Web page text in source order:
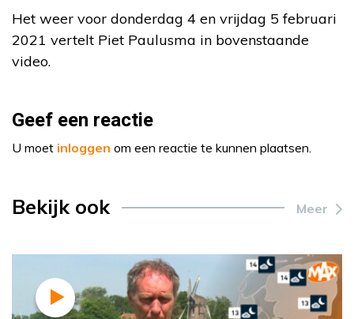
Het weer voor donderdag 4 en vrijdag 5 februari
2021 vertelt Piet Paulusma in bovenstaande
video.
Geef een reactie
U moet inloggen om een reactie te kunnen plaatsen.
Bekijk ook Meer